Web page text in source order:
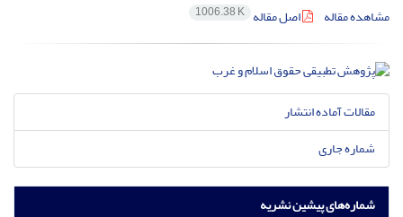
مشاهده مقاله
اصل مقاله 1006.38 K
مقالات آماده انتشار
شماره جاری
شماره‌های پیشین نشریه